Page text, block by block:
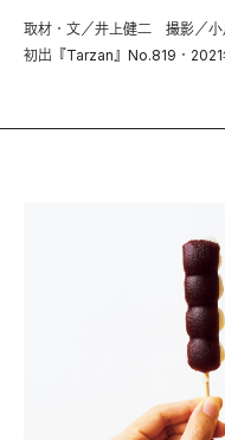
取材・文／井上健二 撮影／小
初出『Tarzan』No.819・